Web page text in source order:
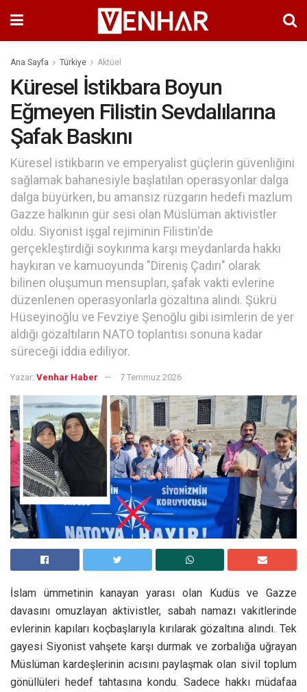
Ana Sayfa Türkiye Aktüel
Küresel İstikbara Boyun
Eğmeyen Filistin Sevdalılarına
Şafak Baskını
Küresel istikbarın ve emperyalist güçlerin güvenliğini
sağlamak bahanesiyle başlatılan operasyonlar dalga
dalga büyürken, bu amansız rüzgarın hedefi mazlum
Gazze halkının gür sesi olan Müslüman aktivistler
oldu. Siyonist işgal rejiminin Filistin'de
gerçekleştirdiği soykırıma karşı meydanlarda hakkı
haykıran ve kamuoyunda "Direniş Çadırı" olarak
bilinen oluşumun mensupları, şafak vakti evlerine
düzenlenen operasyonlarla gözaltına alındı. Şükrü
Hüseyinoğlu ve Fevziye Şenoğlu gibi isimlerin de yer
aldığı gözaltıların NATO toplantısı sonuna kadar
süreceği iddia ediliyor.
Yazar: Venhar Haber 7 Temmuz 2026
İslam ümmetinin kanayan yarası olan Kudüs ve Gazze
davasını omuzlayan aktivistler, sabah namazı vakitlerinde
evlerinin kapıları koçbaşlarıyla kırılarak gözaltına alındı. Tek
gayesi Siyonist vahşete karşı durmak ve zorbalığa uğrayan
Müslüman kardeşlerinin acısını paylaşmak olan sivil toplum
gönüllüleri hedef tahtasına kondu. Sadece hakkı müdafaa